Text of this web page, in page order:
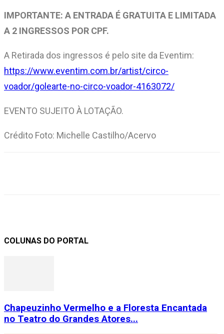
IMPORTANTE: A ENTRADA É GRATUITA E LIMITADA
A 2 INGRESSOS POR CPF.
A Retirada dos ingressos é pelo site da Eventim:
https://www.eventim.com.br/artist/circo-
voador/golearte-no-circo-voador-4163072/
EVENTO SUJEITO À LOTAÇÃO.
Crédito Foto: Michelle Castilho/Acervo
COLUNAS DO PORTAL
Chapeuzinho Vermelho e a Floresta Encantada
no Teatro do Grandes Atores...